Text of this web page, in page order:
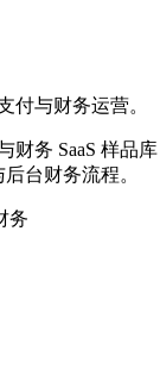
付与财务运营。
财务 SaaS 样品
台财务流程。
务